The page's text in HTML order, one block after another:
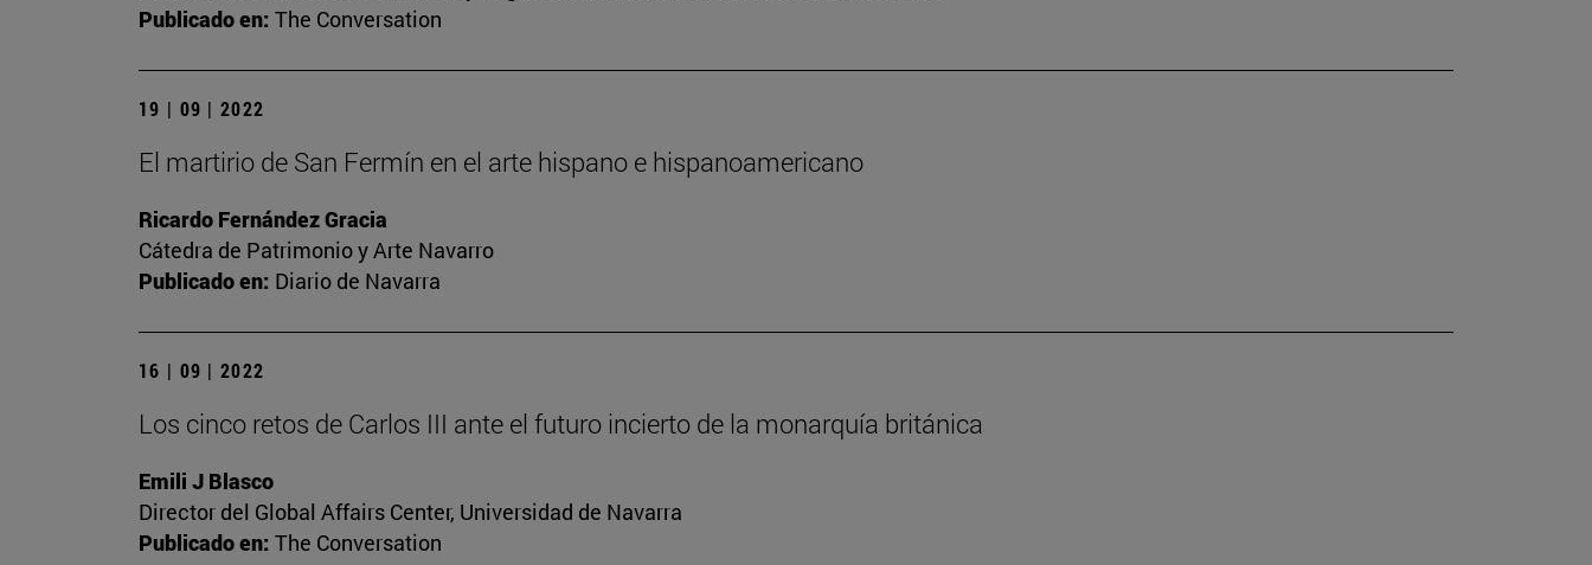
Publicado en: The Conversation
19 | 09 | 2022
El martirio de San Fermín en el arte hispano e hispanoamericano
Ricardo Fernández Gracia
Cátedra de Patrimonio y Arte Navarro
Publicado en: Diario de Navarra
16 | 09 | 2022
Los cinco retos de Carlos III ante el futuro incierto de la monarquía británica
Emili J Blasco
Director del Global Affairs Center, Universidad de Navarra
Publicado en: The Conversation